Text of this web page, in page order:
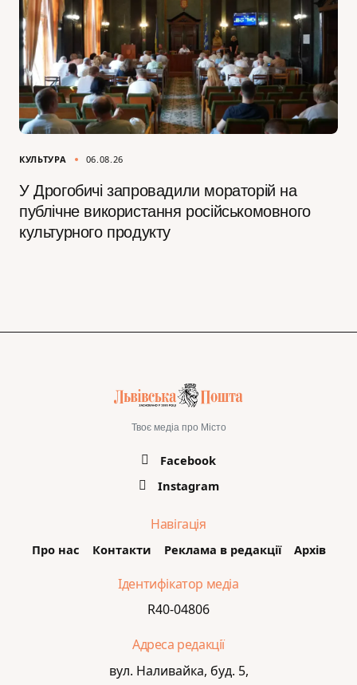
КУЛЬТУРА 06.08.26
У Дрогобичі запровадили мораторій на
публічне використання російськомовного
культурного продукту
Твоє медіа про Місто
Facebook
Instagram
Навігація
Про нас Контакти Реклама в редакції Архів
Ідентифікатор медіа
R40-04806
Адреса редакції
вул. Наливайка, буд. 5,